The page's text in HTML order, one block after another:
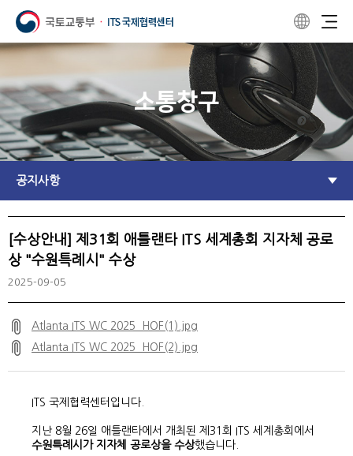
소통창구
공지사항
[수상안내] 제31회 애틀랜타 ITS 세계총회 지자체 공로
상 "수원특례시" 수상
2025-09-05
Atlanta ITS WC 2025_HOF(1).jpg
Atlanta ITS WC 2025_HOF(2).jpg
ITS 국제협력센터입니다.
지난 8월 26일 애틀랜타에서 개최된 제31회 ITS 세계총회에서
수원특례시가 지자체 공로상을 수상했습니다.